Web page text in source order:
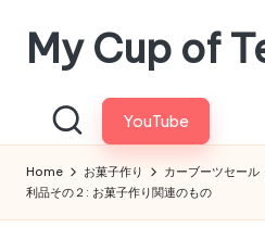
content
My Cup of
YouTube
Home お菓子作り
カーブーツセール
利品その２: お菓子作り関連のもの